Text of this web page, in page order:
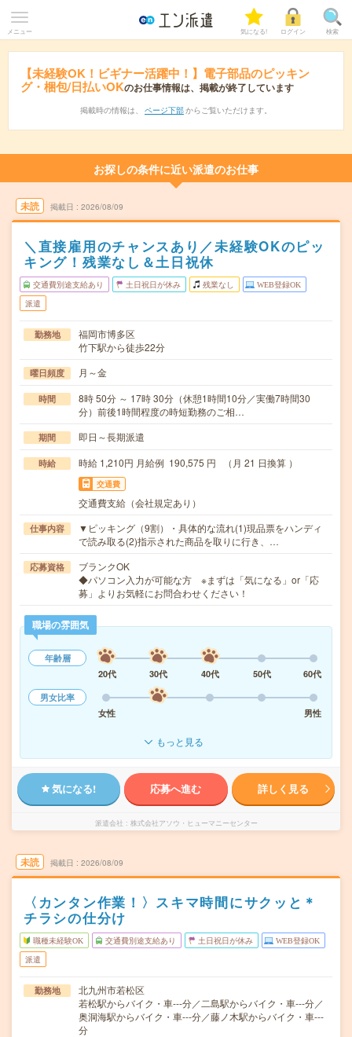
メニュー 気になる! ログイン 検索
【未経験OK！ビギナー活躍中！】電子部品のピッキン
グ・梱包/日払いOKのお仕事情報は、掲載が終了しています
掲載時の情報は、 ページ下部 からご覧いただけます。
お探しの条件に近い派遣のお仕事
未読 掲載日 2026/08/09
＼直接雇用のチャンスあり／未経験OKのピッ
キング！残業なし＆土日祝休
交通費別途支給あり 土日祝日が休み 残業なし WEB登録OK
派遣
勤務地
福岡市博多区
竹下駅から徒歩22分
曜日頻度 月～金
時間
8時 50分 ～ 17時 30分（休憩1時間10分／実働7時間30
分）前後1時間程度の時短勤務のご相…
期間 即日～長期派遣
時給 時給 1,210円 月給例 190,575 円 （月 21 日換算 ）
交通費
交通費支給（会社規定あり）
仕事内容
▼ピッキング（9割）・具体的な流れ(1)現品票をハンディ
で読み取る(2)指示された商品を取りに行き、…
応募資格
ブランクOK
◆パソコン入力が可能な方 ※まずは「気になる」or「応
募」よりお気軽にお問合わせください！
職場の雰囲気
年齢層
20代
30代 40代 50代
60代
男女比率
女性
男性
もっと見る
気になる! 応募へ進む 詳しく見る
派遣会社 株式会社アソウ・ヒューマニーセンター
未読 掲載日 2026/08/09
〈カンタン作業！〉スキマ時間にサクッと＊
チラシの仕分け
職種未経験OK 交通費別途支給あり 土日祝日が休み WEB登録OK
派遣
勤務地
北九州市若松区
若松駅からバイク・車---分／二島駅からバイク・車---分／
奥洞海駅からバイク・車---分／藤ノ木駅からバイク・車---
分